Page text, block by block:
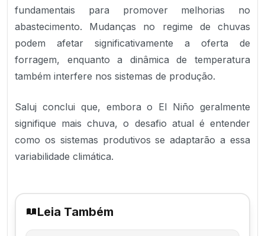
fundamentais para promover melhorias no
abastecimento. Mudanças no regime de chuvas
podem afetar significativamente a oferta de
forragem, enquanto a dinâmica de temperatura
também interfere nos sistemas de produção.
Saluj conclui que, embora o El Niño geralmente
signifique mais chuva, o desafio atual é entender
como os sistemas produtivos se adaptarão a essa
variabilidade climática.
Leia Também